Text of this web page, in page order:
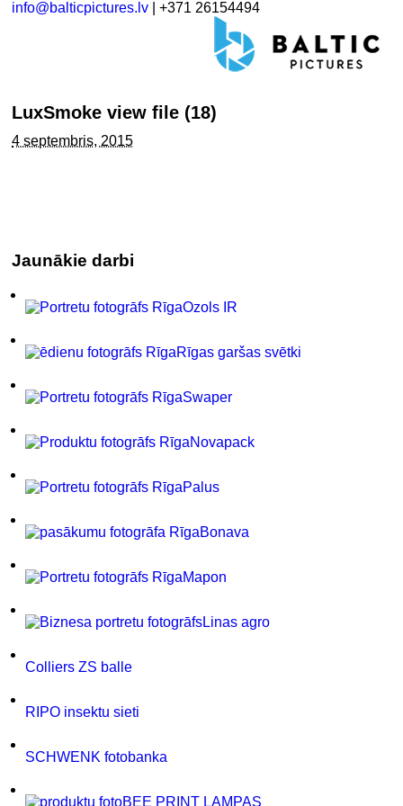
info@balticpictures.lv | +371 26154494
LuxSmoke view file (18)
4 septembris, 2015
Jaunākie darbi
Ozols IR
Rīgas garšas svētki
Swaper
Novapack
Palus
Bonava
Mapon
Linas agro
Colliers ZS balle
RIPO insektu sieti
SCHWENK fotobanka
BEE PRINT LAMPAS